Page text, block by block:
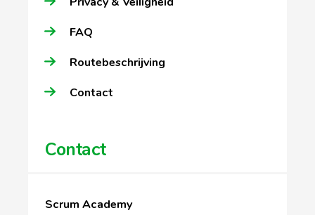
FAQ
Routebeschrijving
Contact
Contact
Scrum Academy